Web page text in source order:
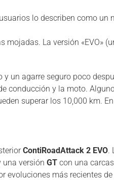
lo describen como un
La versión «EVO»
un agarre seguro poco
conducción y la moto.
superar los 10,000 km.
ContiRoadAttack 2 EVO.
una versiónGT con una
más recientes